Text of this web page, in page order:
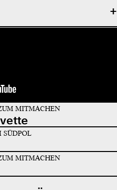
MITMACHEN
SÜDPOL
MITMACHEN